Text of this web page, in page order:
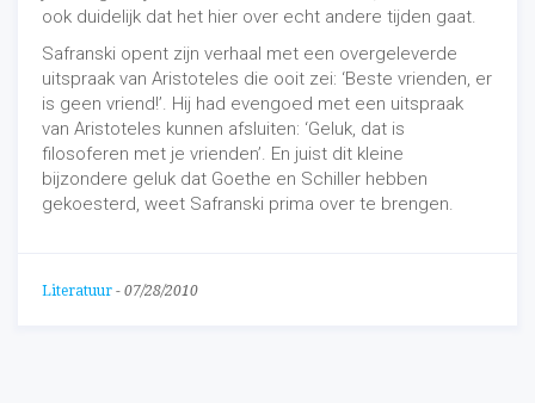
ook duidelijk dat het hier over echt andere tijden gaat.
Safranski opent zijn verhaal met een overgeleverde
uitspraak van Aristoteles die ooit zei: ‘Beste vrienden, er
is geen vriend!’. Hij had evengoed met een uitspraak
van Aristoteles kunnen afsluiten: ‘Geluk, dat is
filosoferen met je vrienden’. En juist dit kleine
bijzondere geluk dat Goethe en Schiller hebben
gekoesterd, weet Safranski prima over te brengen.
Literatuur - 07/28/2010